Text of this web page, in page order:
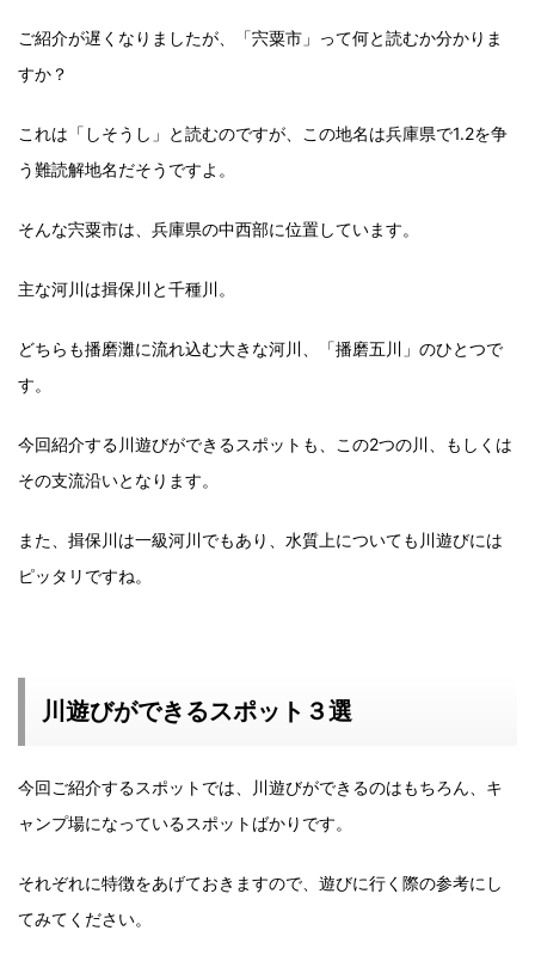
ご紹介が遅くなりましたが、「宍粟市」って何と読むか分かりま
すか？
これは「しそうし」と読むのですが、この地名は兵庫県で1.2を争
う難読解地名だそうですよ。
そんな宍粟市は、兵庫県の中西部に位置しています。
主な河川は揖保川と千種川。
どちらも播磨灘に流れ込む大きな河川、「播磨五川」のひとつで
す。
今回紹介する川遊びができるスポットも、この2つの川、もしくは
その支流沿いとなります。
また、揖保川は一級河川でもあり、水質上についても川遊びには
ピッタリですね。
川遊びができるスポット３選
今回ご紹介するスポットでは、川遊びができるのはもちろん、キ
ャンプ場になっているスポットばかりです。
それぞれに特徴をあげておきますので、遊びに行く際の参考にし
てみてください。